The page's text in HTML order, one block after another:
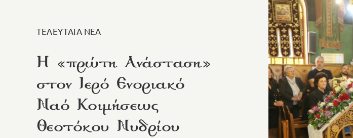
ΤΕΛΕΥΤΑΙΑ ΝΕΑ
Η «πρώτη Ανάσταση»
στον Ιερό Ενοριακό
Ναό Κοιμήσεως
Θεοτόκου Νυδρίου